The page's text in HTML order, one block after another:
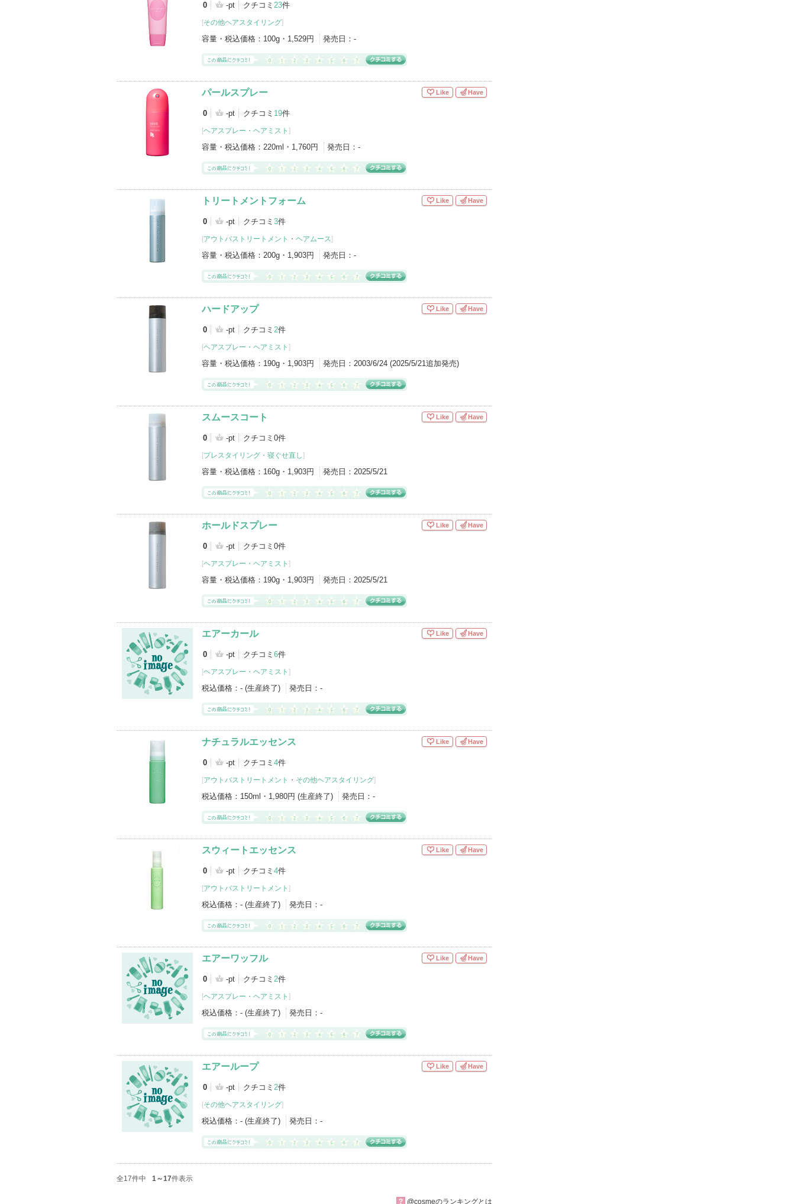
0 -pt クチコミ 23件
[その他ヘアスタイリング]
容量・税込価格： 100g・1,529円 発売日： -
パールスプレー
0 -pt クチコミ 19件
[ヘアスプレー・ヘアミスト ]
容量・税込価格： 220ml・1,760円 発売日： -
Like Have
トリートメントフォーム
0 -pt クチコミ 3件
[アウトバストリートメント ・ ヘアムース]
容量・税込価格： 200g・1,903円 発売日： -
Like Have
ハードアップ
0 -pt クチコミ 2件
[ヘアスプレー・ヘアミスト ]
容量・税込価格： 190g・1,903円 発売日： 2003/6/24 (2025/5/21追加発売)
Like Have
スムースコート
0 -pt クチコミ0件
[プレスタイリング・寝ぐせ直し]
容量・税込価格： 160g・1,903円 発売日： 2025/5/21
Like Have
ホールドスプレー
0 -pt クチコミ0件
[ヘアスプレー・ヘアミスト ]
容量・税込価格： 190g・1,903円 発売日： 2025/5/21
Like Have
エアーカール
0 -pt クチコミ 6件
[ヘアスプレー・ヘアミスト ]
税込価格： - (生産終了) 発売日： -
Like Have
ナチュラルエッセンス
0 -pt クチコミ 4件
[アウトバストリートメント ・ その他ヘアスタイリング]
税込価格： 150ml・1,980円 (生産終了) 発売日： -
Like Have
スウィートエッセンス
0 -pt クチコミ 4件
[アウトバストリートメント ]
税込価格： - (生産終了) 発売日： -
Like Have
エアーワッフル
0 -pt クチコミ 2件
[ヘアスプレー・ヘアミスト ]
税込価格： - (生産終了) 発売日： -
Like Have
エアーループ
0 -pt クチコミ 2件
[その他ヘアスタイリング]
税込価格： - (生産終了) 発売日： -
Like Have
全17件中 1～17件表示
? @cosmeのランキングとは